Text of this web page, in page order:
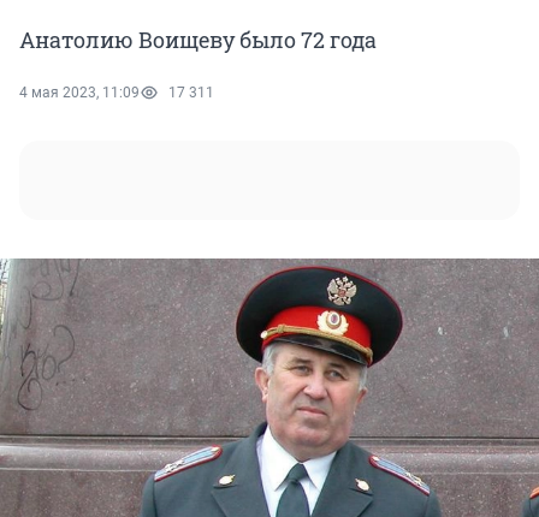
Анатолию Воищеву было 72 года
4 мая 2023, 11:09 17 311